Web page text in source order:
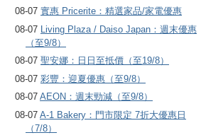
08-07 實惠 Pricerite：精選家品/家電優惠
08-07
Living Plaza / Daiso Japan：週末優惠
（至9/8）
08-07 聖安娜：日日至抵價（至19/8）
08-07 彩豐：迎夏優惠（至9/8）
08-07 AEON：週末勁減（至9/8）
08-07 A-1 Bakery：門市限定 7折大優惠日
（7/8）